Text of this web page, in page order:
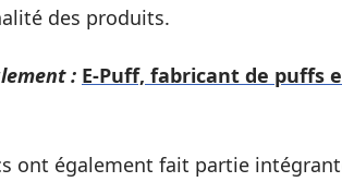
des produits.
: E-Puff, fabricant de puffs
ont également fait partie